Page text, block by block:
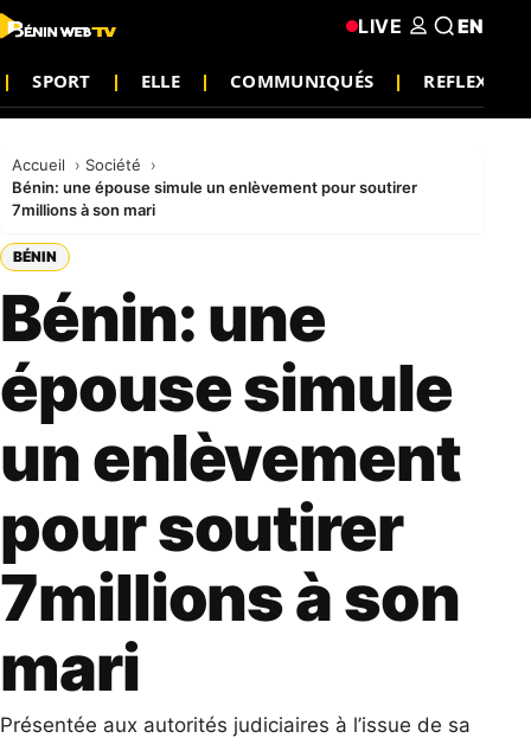
SPORT ELLE COMMUNIQUÉS REFLEXION
LIVE EN
Accueil
Société
Bénin: une épouse simule un enlèvement pour soutirer
7millions à son mari
BÉNIN
Bénin: une
épouse simule
un enlèvement
pour soutirer
7millions à son
mari
Présentée aux autorités judiciaires à l’issue de sa